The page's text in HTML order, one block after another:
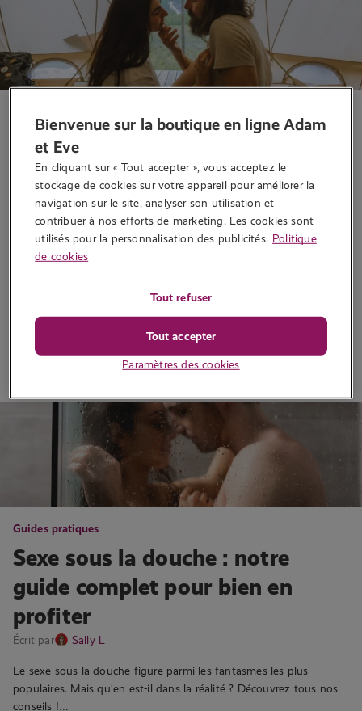
Le sexe au camping, on fait
comment ?
Sally L
Aaaah l’été… Vous partez vivre de nouvelles aventures sous la
tente cette année ? Voici quelques conseils à prendre pour partir
au camping serein !…
Guides pratiques
Sexe sous la douche : notre
guide complet pour bien en
profiter
Écrit par Sally L
Le sexe sous la douche figure parmi les fantasmes les plus
populaires. Mais qu’en est-il dans la réalité ? Découvrez tous nos
conseils !…
Bienvenue sur la boutique en ligne Adam
et Eve
En cliquant sur « Tout accepter », vous acceptez le
stockage de cookies sur votre appareil pour améliorer la
navigation sur le site, analyser son utilisation et
contribuer à nos efforts de marketing. Les cookies sont
utilisés pour la personnalisation des publicités. Politique
de cookies
Paramètres des cookies
Tout refuser
Tout accepter